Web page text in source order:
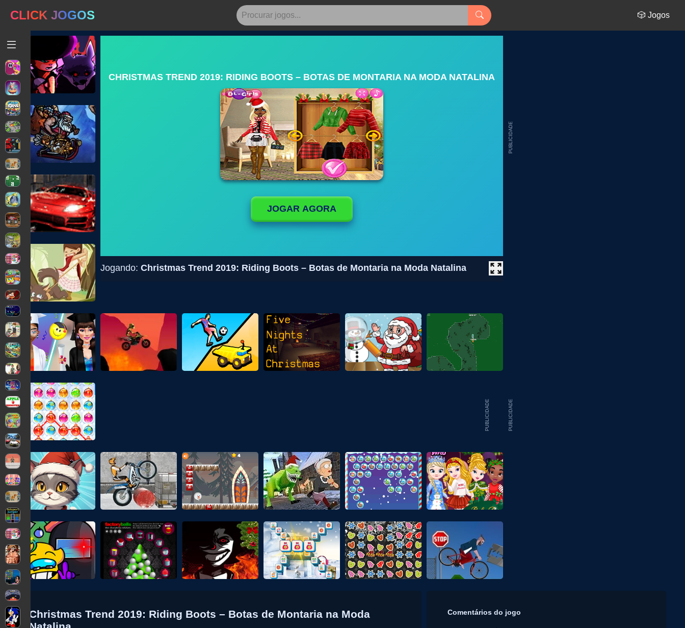
CLICK JOGOS 🎲 Jogos
CHRISTMAS TREND 2019: RIDING BOOTS – BOTAS DE MONTARIA NA MODA NATALINA
JOGAR AGORA
Jogando: Christmas Trend 2019: Riding Boots – Botas de Montaria na Moda Natalina
PUBLICIDADE
PUBLICIDADE
PUBLICIDADE
Christmas Trend 2019: Riding Boots – Botas de Montaria na Moda
Comentários do jogo